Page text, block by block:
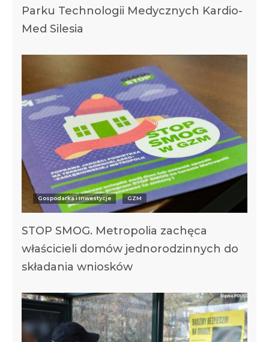
Parku Technologii Medycznych Kardio-
Med Silesia
Gospodarka i Inwestycje GZM
STOP SMOG. Metropolia zachęca
właścicieli domów jednorodzinnych do
składania wniosków